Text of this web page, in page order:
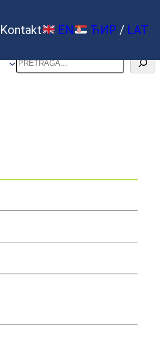
Kontakt EN ЋИР / LAT
Pretraga